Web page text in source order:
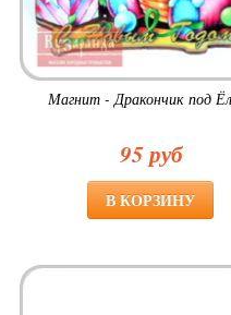
Магнит - Дракончик под
95 руб